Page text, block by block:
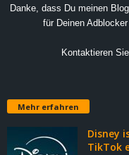
Danke, dass Du meinen
für Deinen
Kontaktieren
Mehr erfahren
Disney
TikTok